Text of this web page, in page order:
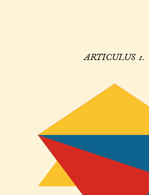
ARTICULUS 1.